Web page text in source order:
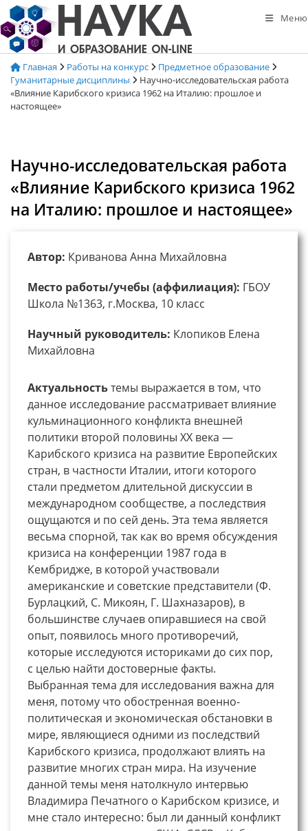
Перейти
к
содержимому
Меню
Главная Работы на конкурс
Предметное образование
Гуманитарные дисциплины
Научно-исследовательская работа
«Влияние Карибского кризиса 1962 на Италию: прошлое и
настоящее»
Научно-исследовательская работа
«Влияние Карибского кризиса 1962
на Италию: прошлое и настоящее»
Автор: Криванова Анна Михайловна
Место работы/учебы (аффилиация): ГБОУ
Школа №1363, г.Москва, 10 класс
Научный руководитель: Клопиков Елена
Михайловна
Актуальностьтемы выражается в том, что
данное исследование рассматривает влияние
кульминационного конфликта внешней
политики второй половины XX века —
Карибского кризиса на развитие Европейских
стран, в частности Италии, итоги которого
стали предметом длительной дискуссии в
международном сообществе, а последствия
ощущаются и по сей день. Эта тема является
весьма спорной, так как во время обсуждения
кризиса на конференции 1987 года в
Кембридже, в которой участвовали
американские и советские представители (Ф.
Бурлацкий, С. Микоян, Г. Шахназаров), в
большинстве случаев опиравшиеся на свой
опыт, появилось много противоречий,
которые исследуются историками до сих пор,
с целью найти достоверные факты.
Выбранная тема для исследования важна для
меня, потому что обостренная военно-
политическая и экономическая обстановки в
мире, являющиеся одними из последствий
Карибского кризиса, продолжают влиять на
развитие многих стран мира. На изучение
данной темы меня натолкнуло интервью
Владимира Печатного о Карибском кризисе, и
мне стало интересно: был ли данный конфликт